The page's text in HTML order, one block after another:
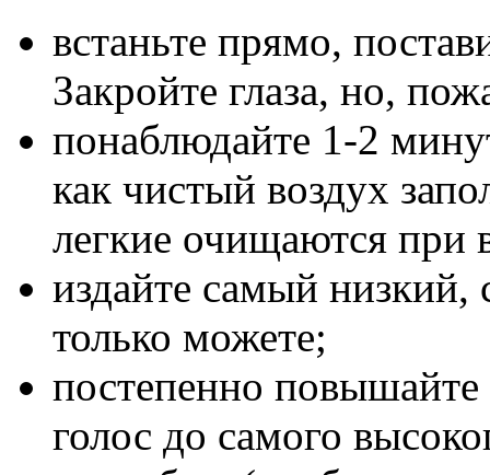
встаньте прямо,
Закройте глаза, но,
понаблюдайте 1-2
как чистый воздух
легкие очищаются при
издайте самый
только можете;
постепенно повышайте
голос до самого